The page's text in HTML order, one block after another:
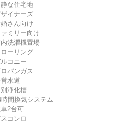
静な住宅地
ザイナーズ
婚さん向け
ァミリー向け
洗濯機置場
ローリング
ルコニー
ロパンガス
水道
浄化槽
時間換気システム
2台可
スコンロ